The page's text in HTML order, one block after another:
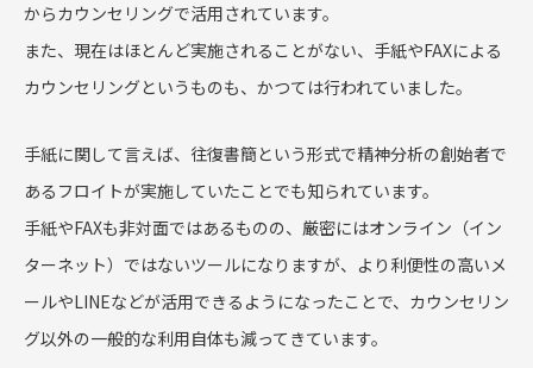
からカウンセリングで活用されています。
また、現在はほとんど実施されることがない、手紙やFAXによる
カウンセリングというものも、かつては行われていました。
手紙に関して言えば、往復書簡という形式で精神分析の創始者で
あるフロイトが実施していたことでも知られています。
手紙やFAXも非対面ではあるものの、厳密にはオンライン（イン
ターネット）ではないツールになりますが、より利便性の高いメ
ールやLINEなどが活用できるようになったことで、カウンセリン
グ以外の一般的な利用自体も減ってきています。